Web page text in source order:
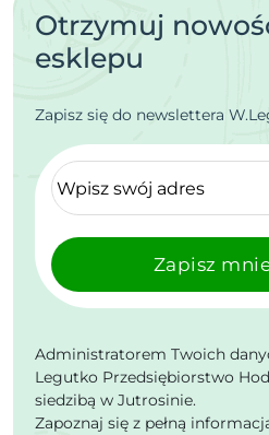
Otrzymuj
esklepu
Zapisz się do newslettera
Zapisz
Administratorem Twoich
Legutko Przedsiębiorstwo
siedzibą w Jutrosinie.
Zapoznaj się z pełną